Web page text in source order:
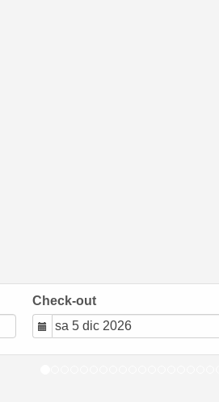
Check-out